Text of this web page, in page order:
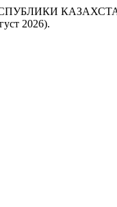
2026).